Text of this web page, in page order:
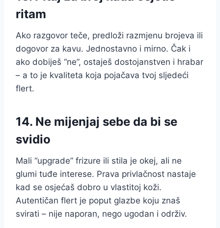
ritam
Ako razgovor teče, predloži razmjenu brojeva ili
dogovor za kavu. Jednostavno i mirno. Čak i
ako dobiješ “ne”, ostaješ dostojanstven i hrabar
– a to je kvaliteta koja pojačava tvoj sljedeći
flert.
14. Ne mijenjaj sebe da bi se
svidio
Mali “upgrade” frizure ili stila je okej, ali ne
glumi tuđe interese. Prava privlačnost nastaje
kad se osjećaš dobro u vlastitoj koži.
Autentičan flert je poput glazbe koju znaš
svirati – nije naporan, nego ugodan i održiv.